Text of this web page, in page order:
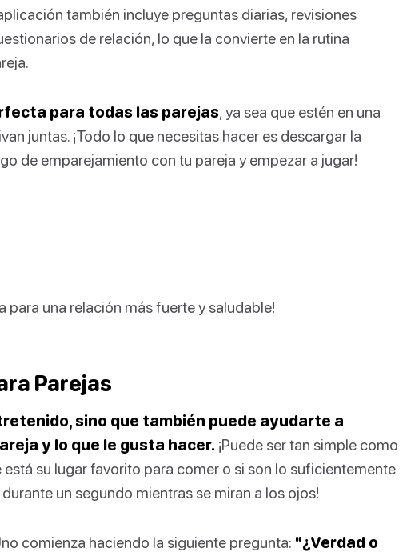
también incluye preguntas diarias, revisiones
de relación, lo que la convierte en la rutina
para todas las parejas, ya sea que estén en una
juntas. ¡Todo lo que necesitas hacer es descargar la
de emparejamiento con tu pareja y empezar a jugar!
para una relación más fuerte y saludable!
Parejas
sino que también puede ayudarte a
y lo que le gusta hacer. ¡Puede ser tan simple como
su lugar favorito para comer o si son lo suficientemente
un segundo mientras se miran a los ojos!
comienza haciendo la siguiente pregunta: "¿Verdad o